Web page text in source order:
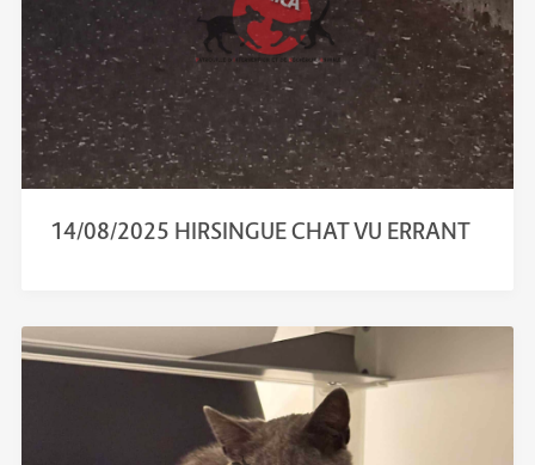
14/08/2025 HIRSINGUE CHAT VU ERRANT